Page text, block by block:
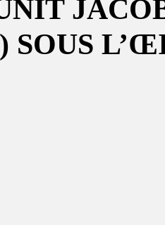
SOUS